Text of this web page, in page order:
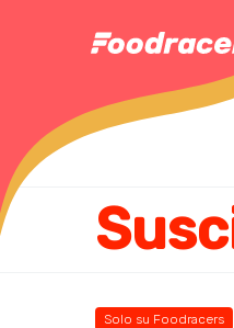
Solo su Foodracers